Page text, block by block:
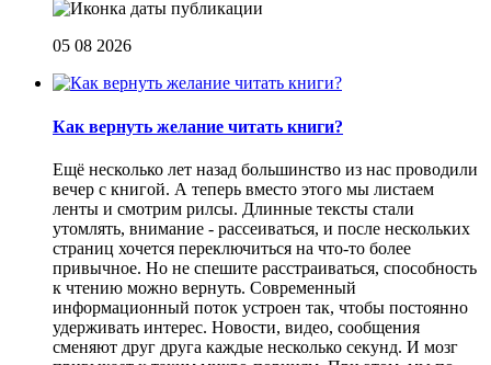
05 08 2026
Как вернуть желание читать книги?
Eщё несколько лет назад большинство из нас проводили
вечер с книгой. А теперь вместо этого мы листаем
ленты и смотрим рилсы. Длинные тексты стали
утомлять, внимание - рассеиваться, и после нескольких
страниц хочется переключиться на что-то более
привычное. Но не спешите расстраиваться, способность
к чтению можно вернуть. Современный
информационный поток устроен так, чтобы постоянно
удерживать интерес. Новости, видео, сообщения
сменяют друг друга каждые несколько секунд. И мозг